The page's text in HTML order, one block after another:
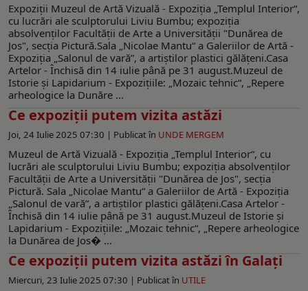
Expoziţii Muzeul de Artă Vizuală - Expoziţia „Templul Interior“,
cu lucrări ale sculptorului Liviu Bumbu; expoziţia
absolvenţilor Facultăţii de Arte a Universităţii "Dunărea de
Jos", secţia Pictură.Sala „Nicolae Mantu“ a Galeriilor de Artă -
Expoziţia „Salonul de vară”, a artiştilor plastici gălăţeni.Casa
Artelor - Închisă din 14 iulie până pe 31 august.Muzeul de
Istorie şi Lapidarium - Expoziţiile: „Mozaic tehnic“, „Repere
arheologice la Dunăre ...
Ce expoziţii putem vizita astăzi
Joi, 24 Iulie 2025 07:30 | Publicat în UNDE MERGEM
Muzeul de Artă Vizuală - Expoziţia „Templul Interior“, cu
lucrări ale sculptorului Liviu Bumbu; expoziţia absolvenţilor
Facultăţii de Arte a Universităţii "Dunărea de Jos", secţia
Pictură. Sala „Nicolae Mantu“ a Galeriilor de Artă - Expoziţia
„Salonul de vară”, a artiştilor plastici gălăţeni.Casa Artelor -
Închisă din 14 iulie până pe 31 august.Muzeul de Istorie şi
Lapidarium - Expoziţiile: „Mozaic tehnic“, „Repere arheologice
la Dunărea de Jos� ...
Ce expoziții putem vizita astăzi în Galați
Miercuri, 23 Iulie 2025 07:30 | Publicat în UTILE